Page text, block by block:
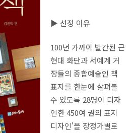
▶ 선정 이유
100년 가까이 발간된 근
현대 화단과 서예계 거
장들의 종합예술인 책
표지를 한눈에 살펴볼
수 있도록 28명이 디자
인한 450여 권의 표지
디자인'을 장정가별로